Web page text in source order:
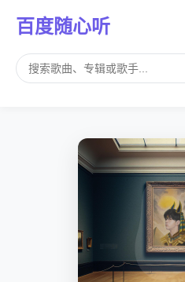
百度随心听